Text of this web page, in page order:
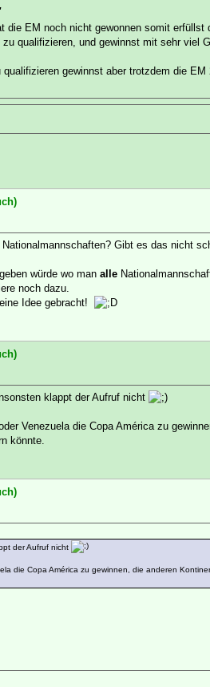
EM noch nicht gewonnen somit erfüllst
qualifizieren, und gewinnst mit sehr viel
gewinnst aber trotzdem die
Gibt es das nicht
würde wo man alle
noch dazu.
Idee gebracht!
klappt der Aufruf nicht
Venezuela die Copa América zu
könnte.
der Aufruf nicht
die Copa América zu gewinnen, die anderen